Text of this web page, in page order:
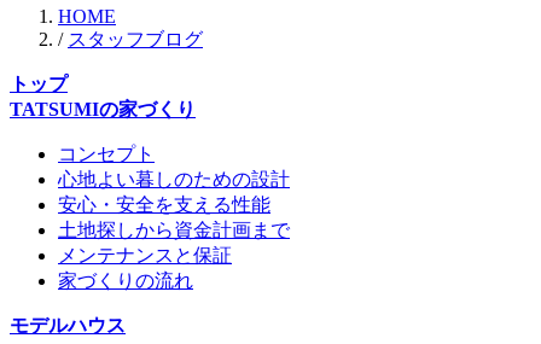
HOME
/ スタッフブログ
トップ
TATSUMIの家づくり
コンセプト
心地よい暮しのための設計
安心・安全を支える性能
土地探しから資金計画まで
メンテナンスと保証
家づくりの流れ
モデルハウス